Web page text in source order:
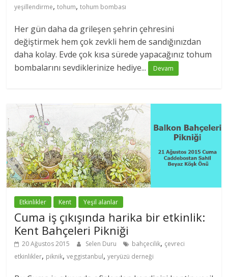
yeşillendirme,tohum,tohum bombası
Her gün daha da grileşen şehrin çehresini
değiştirmek hem çok zevkli hem de sandığınızdan
daha kolay. Evde çok kısa sürede yapacağınız tohum
bombalarını sevdiklerinize hediye...
Devam
Etkinlikler Kent Yeşil alanlar
Cuma iş çıkışında harika bir etkinlik:
Kent Bahçeleri Pikniği
20 Ağustos 2015 Selen Duru bahçecilik, çevreci
etkinlikler, piknik,veggistanbul,yeryüzü derneği